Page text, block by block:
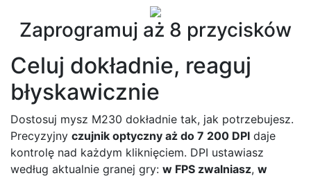
Zaprogramuj aż 8 przycisków
Celuj dokładnie, reaguj
błyskawicznie
Dostosuj mysz M230 dokładnie tak, jak potrzebujesz.
Precyzyjny czujnik optyczny aż do 7 200 DPI daje
kontrolę nad każdym kliknięciem. DPI ustawiasz
według aktualnie granej gry: w FPS zwalniasz, w